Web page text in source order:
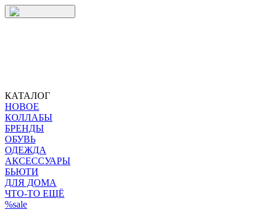
КАТАЛОГ
НОВОЕ
КОЛЛАБЫ
БРЕНДЫ
ОБУВЬ
ОДЕЖДА
АКСЕССУАРЫ
БЬЮТИ
ДЛЯ ДОМА
ЧТО-ТО ЕЩЁ
%sale